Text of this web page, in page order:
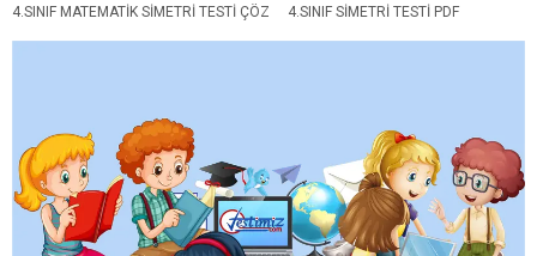
4.SINIF MATEMATIK SIMETRI TESTI ÇÖZ
4.SINIF SIMETRI TESTI PDF